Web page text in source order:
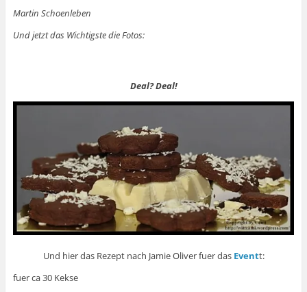
Martin Schoenleben
Und jetzt das Wichtigste die Fotos:
Deal? Deal!
Und hier das Rezept nach Jamie Oliver fuer das Eventt:
fuer ca 30 Kekse